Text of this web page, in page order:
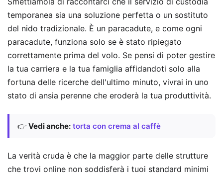
temporanea sia una soluzione perfetta o un sostituto
del nido tradizionale. È un paracadute, e come ogni
paracadute, funziona solo se è stato ripiegato
correttamente prima del volo. Se pensi di poter gestire
la tua carriera e la tua famiglia affidandoti solo alla
fortuna delle ricerche dell'ultimo minuto, vivrai in uno
stato di ansia perenne che eroderà la tua produttività.
👉 Vedi anche: torta con crema al caffè
La verità cruda è che la maggior parte delle strutture
che trovi online non soddisferà i tuoi standard minimi